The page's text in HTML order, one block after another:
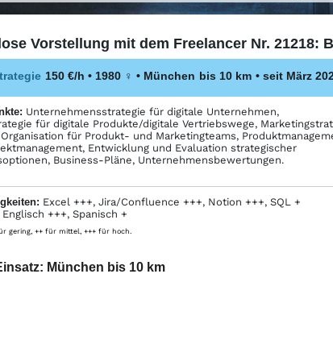
Vorstellung mit dem Freelancer Nr. 21218:
150 €/h • 1980 ♀ • München bis 10 km • seit März
Unternehmensstrategie für digitale Unternehmen,
für digitale Produkte/digitale Vertriebswege,
für Produkt- und Marketingteams,
Entwicklung und Evaluation strategischer
Business-Pläne, Unternehmensbewertungen.
Excel +++, Jira/Confluence +++, Notion +++, SQL +
Englisch +++, Spanisch +
gering, ++ für mittel, +++ für hoch.
München bis 10 km